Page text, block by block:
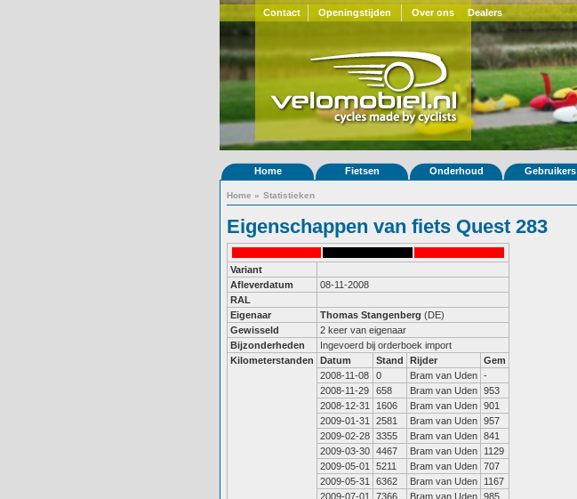
Contact Openingstijden Over ons Dealers
Home Fietsen Onderhoud Gebruikers
Home » Statistieken
Eigenschappen van fiets Quest 283
Variant
Afleverdatum
08-11-2008
RAL
Eigenaar
Thomas Stangenberg (DE)
Gewisseld
2 keer van eigenaar
Bijzonderheden
Ingevoerd bij orderboek import
Kilometerstanden
Datum Stand Rijder
Gem
2008-11-08
0 Bram van Uden -
2008-11-29
658 Bram van Uden 953
2008-12-31
1606 Bram van Uden 901
2009-01-31
2581 Bram van Uden 957
2009-02-28 3355 Bram van Uden 841
2009-03-30 4467 Bram van Uden
1129
2009-05-01
5211 Bram van Uden 707
2009-05-31
6362 Bram van Uden
1167
2009-07-01
7366 Bram van Uden 985